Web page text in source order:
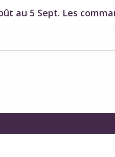
au 5 Sept. Les